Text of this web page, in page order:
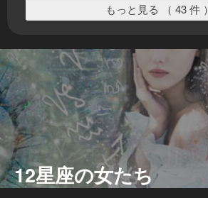
もっと見る （ 43 件 ）
12星座の女たち